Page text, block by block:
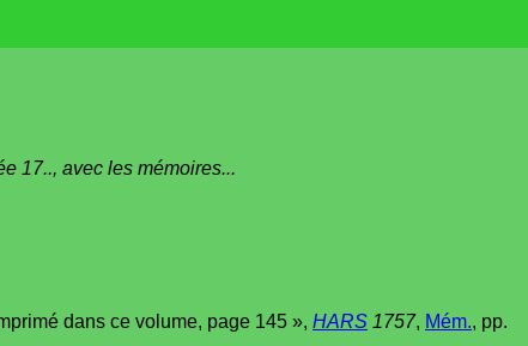
17.., avec les mémoires...
dans ce volume, page 145 », HARS 1757, Mém., pp.